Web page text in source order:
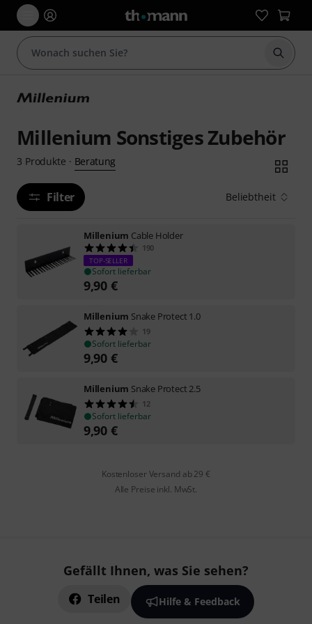
Suche
Millenium Sonstiges Zubehör
3 Produkte · Beratung
Filter Beliebtheit
Millenium Cable Holder
190
TOP-SELLER
Sofort lieferbar
9,90 €
Millenium Snake Protect 1.0
19
Sofort lieferbar
9,90 €
Millenium Snake Protect 2.5
12
Sofort lieferbar
9,90 €
Kostenloser Versand ab 29 €
Alle Preise inkl. MwSt.
Gefällt Ihnen, was Sie sehen?
Teilen Hilfe & Feedback